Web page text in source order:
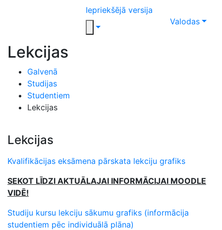
Iepriekšējā versija
Valodas
Lekcijas
Galvenā
Studijas
Studentiem
Lekcijas
Lekcijas
Kvalifikācijas eksāmena pārskata lekciju grafiks
SEKOT LĪDZI AKTUĀLAJAI INFORMĀCIJAI MOODLE
VIDĒ!
Studiju kursu lekciju sākumu grafiks (informācija
studentiem pēc individuālā plāna)